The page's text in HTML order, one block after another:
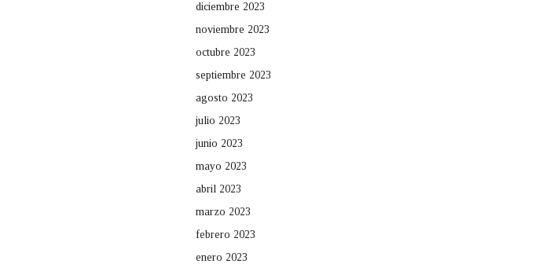
diciembre 2023
noviembre 2023
octubre 2023
septiembre 2023
agosto 2023
julio 2023
junio 2023
mayo 2023
abril 2023
marzo 2023
febrero 2023
enero 2023